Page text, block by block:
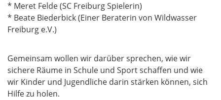
* Meret Felde (SC Freiburg Spielerin)
* ⁠Beate Biederbick (Einer Beraterin von Wildwasser
Freiburg e.V.)
Gemeinsam wollen wir darüber sprechen, wie wir
sichere Räume in Schule und Sport schaffen und wie
wir Kinder und Jugendliche darin stärken können, sich
Hilfe zu holen.